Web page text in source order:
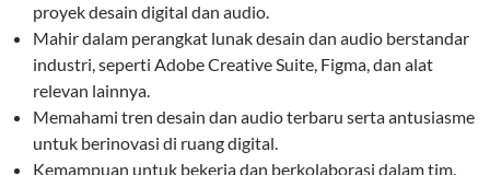
proyek desain digital dan audio.
Mahir dalam perangkat lunak desain dan audio berstandar
industri, seperti Adobe Creative Suite, Figma, dan alat
relevan lainnya.
Memahami tren desain dan audio terbaru serta antusiasme
untuk berinovasi di ruang digital.
Kemampuan untuk bekerja dan berkolaborasi dalam tim.